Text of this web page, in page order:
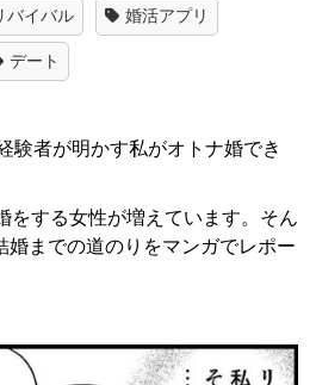
バイバル 婚活アプリ
デート
験者が明かす私がオトナ婚でき
をする女性が増えています。そん
婚までの道のりをマンガでレポー